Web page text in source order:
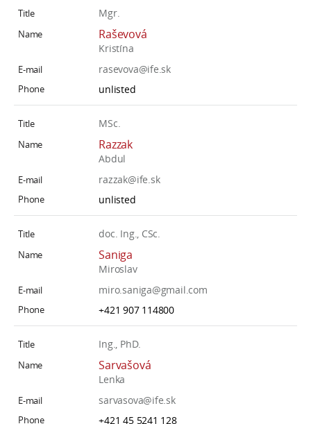
Mgr.
Raševová
Kristína
rasevova@ife.sk
unlisted
MSc.
Razzak
Abdul
razzak@ife.sk
unlisted
doc. Ing., CSc.
Saniga
Miroslav
miro.saniga@gmail.com
+421 907 114800
Ing., PhD.
Sarvašová
Lenka
sarvasova@ife.sk
+421 45 5241 128